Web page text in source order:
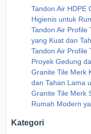
Tandon Air HDPE
Higienis untuk
Tandon Air Profile
yang Kuat dan
Tandon Air Profile
Proyek Gedung
Granite Tile Merk
dan Tahan Lama
Granite Tile Merk
Rumah Modern
Kategori